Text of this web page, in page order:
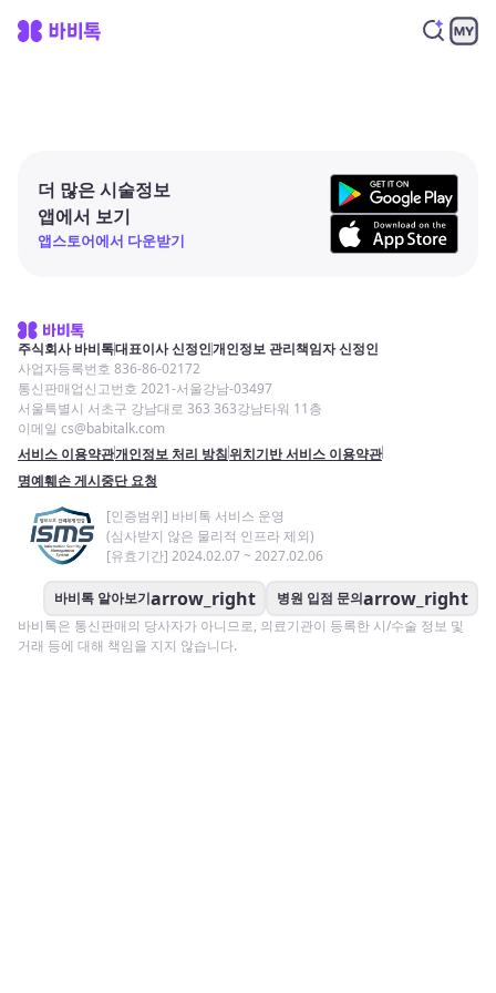
더 많은 시술정보
앱에서 보기
앱스토어에서 다운받기
주식회사 바비톡대표이사 신정인개인정보 관리책임자 신정인
사업자등록번호 836-86-02172
통신판매업신고번호 2021-서울강남-03497
서울특별시 서초구 강남대로 363 363강남타워 11층
이메일 cs@babitalk.com
서비스 이용약관개인정보 처리 방침위치기반 서비스 이용약관
명예훼손 게시중단 요청
[인증범위] 바비톡 서비스 운영
(심사받지 않은 물리적 인프라 제외)
[유효기간] 2024.02.07 ~ 2027.02.06
바비톡 알아보기arrow_right 병원 입점 문의arrow_right
바비톡은 통신판매의 당사자가 아니므로, 의료기관이 등록한 시/수술 정보 및
거래 등에 대해 책임을 지지 않습니다.